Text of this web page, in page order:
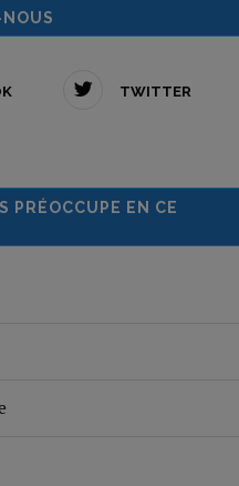
TWITTER
PRÉOCCUPE EN CE